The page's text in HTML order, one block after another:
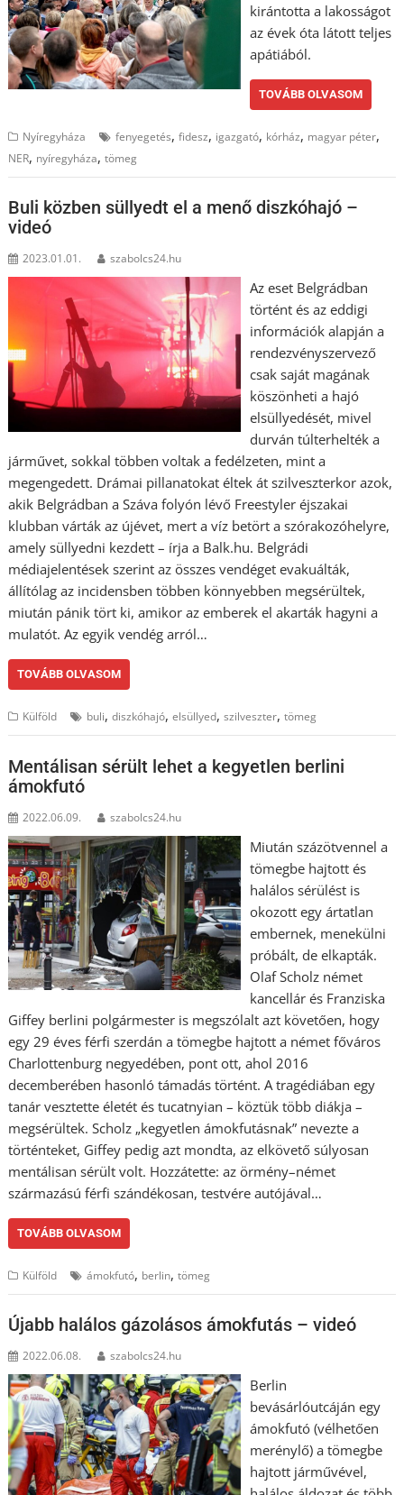
kirántotta a lakosságot
az évek óta látott teljes
apátiából.
TOVÁBB OLVASOM
Nyíregyháza fenyegetés,fidesz, igazgató, kórház, magyar péter,
NER, nyíregyháza,tömeg
Buli közben süllyedt el a menő diszkóhajó –
videó
2023.01.01. szabolcs24.hu
Az eset Belgrádban
történt és az eddigi
információk alapján a
rendezvényszervező
csak saját magának
köszönheti a hajó
elsüllyedését, mivel
durván túlterhelték a
járművet, sokkal többen voltak a fedélzeten, mint a
megengedett. Drámai pillanatokat éltek át szilveszterkor azok,
akik Belgrádban a Száva folyón lévő Freestyler éjszakai
klubban várták az újévet, mert a víz betört a szórakozóhelyre,
amely süllyedni kezdett – írja a Balk.hu. Belgrádi
médiajelentések szerint az összes vendéget evakuálták,
állítólag az incidensben többen könnyebben megsérültek,
miután pánik tört ki, amikor az emberek el akarták hagyni a
mulatót. Az egyik vendég arról…
TOVÁBB OLVASOM
Külföld buli,diszkóhajó,elsüllyed,szilveszter,tömeg
Mentálisan sérült lehet a kegyetlen berlini
ámokfutó
2022.06.09. szabolcs24.hu
Miután százötvennel a
tömegbe hajtott és
halálos sérülést is
okozott egy ártatlan
embernek, menekülni
próbált, de elkapták.
Olaf Scholz német
kancellár és Franziska
Giffey berlini polgármester is megszólalt azt követően, hogy
egy 29 éves férfi szerdán a tömegbe hajtott a német főváros
Charlottenburg negyedében, pont ott, ahol 2016
decemberében hasonló támadás történt. A tragédiában egy
tanár vesztette életét és tucatnyian – köztük több diákja –
megsérültek. Scholz „kegyetlen ámokfutásnak” nevezte a
történteket, Giffey pedig azt mondta, az elkövető súlyosan
mentálisan sérült volt. Hozzátette: az örmény–német
származású férfi szándékosan, testvére autójával…
TOVÁBB OLVASOM
Külföld ámokfutó, berlin,tömeg
Újabb halálos gázolásos ámokfutás – videó
2022.06.08. szabolcs24.hu
Berlin
bevásárlóutcáján egy
ámokfutó (vélhetően
merénylő) a tömegbe
hajtott járművével,